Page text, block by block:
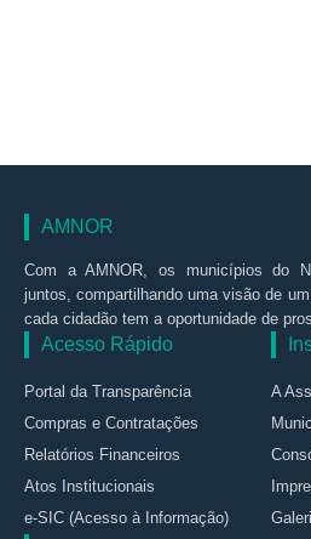
AMNOR
Com a AMNOR, os municípios do
juntos, compartilhando uma visão de
cada cidadão tem a oportunidade de
Acesso Rápido
Portal da Transparência
Compras e Contratações
Relatórios Financeiros
Atos Institucionais
e-SIC (Acesso à Informação)
A